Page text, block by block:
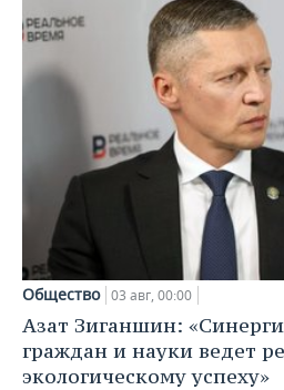
Общество 03 авг, 00:00
Азат Зиганшин:
граждан и науки ведет
экологическому успеху»